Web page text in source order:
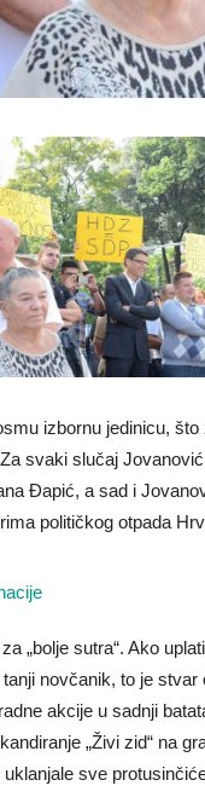
izbornu jedinicu,
svaki slučaj
Đapić, a sad i
političkog otpada
„bolje sutra“. Ako
novčanik, to je
akcije u sadnji
„Živi zid“ na
uklanjale sve